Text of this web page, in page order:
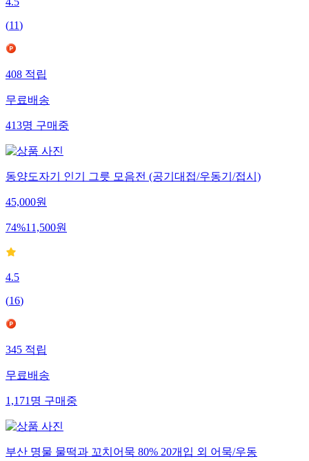
4.5
(11)
408적립
무료배송
413명구매중
동양도자기 인기 그릇 모음전 (공기대접/우동기/접시)
45,000원
74%11,500원
4.5
(16)
345적립
무료배송
1,171명구매중
부산 명물 물떡과 꼬치어묵 80% 20개입 외 어묵/우동